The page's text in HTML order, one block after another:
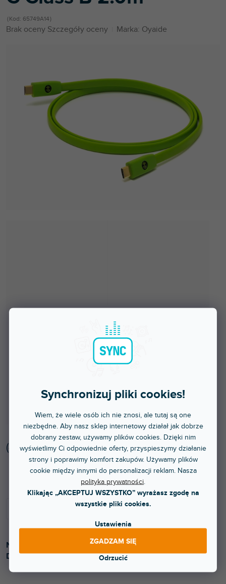
Synchronizuj pliki cookies!
Wiem, że wiele osób ich nie znosi, ale tutaj są one
niezbędne. Aby nasz sklep internetowy działał jak dobrze
dobrany zestaw, używamy plików cookies. Dzięki nim
wyświetlimy Ci odpowiednie oferty, przyspieszymy działanie
strony i poprawimy komfort zakupów. Używamy plików
cookie między innymi do personalizacji reklam. Nasza
polityka prywatności.
Klikając „AKCEPTUJ WSZYSTKO” wyrażasz zgodę na
wszystkie pliki cookies.
Ustawienia
Odrzucić
ZGADZAM SIĘ
Kod: 65749A14
Średnia
gwiazdek.
Brak oceny Szczegóły oceny Marka: Oyaide
Dostępny w sklepie stacjonarnym
( 4 szt)
Najwyższej klasy kabel USB typu C na typ C. Klasa B.
Długość 2 m. Zielony kolor.